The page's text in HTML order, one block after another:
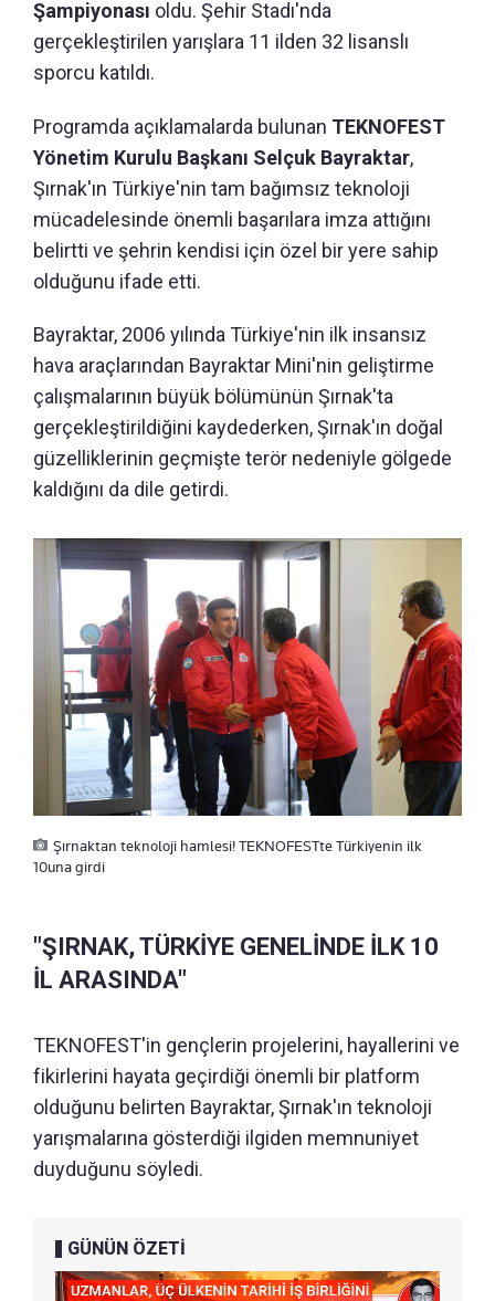
Şampiyonası oldu. Şehir Stadı'nda
gerçekleştirilen yarışlara 11 ilden 32 lisanslı
sporcu katıldı.
Programda açıklamalarda bulunan TEKNOFEST
Yönetim Kurulu Başkanı Selçuk Bayraktar,
Şırnak'ın Türkiye'nin tam bağımsız teknoloji
mücadelesinde önemli başarılara imza attığını
belirtti ve şehrin kendisi için özel bir yere sahip
olduğunu ifade etti.
Bayraktar, 2006 yılında Türkiye'nin ilk insansız
hava araçlarından Bayraktar Mini'nin geliştirme
çalışmalarının büyük bölümünün Şırnak'ta
gerçekleştirildiğini kaydederken, Şırnak'ın doğal
güzelliklerinin geçmişte terör nedeniyle gölgede
kaldığını da dile getirdi.
Şırnaktan teknoloji hamlesi! TEKNOFESTte Türkiyenin ilk
10una girdi
"ŞIRNAK, TÜRKİYE GENELİNDE İLK 10
İL ARASINDA"
TEKNOFEST'in gençlerin projelerini, hayallerini ve
fikirlerini hayata geçirdiği önemli bir platform
olduğunu belirten Bayraktar, Şırnak'ın teknoloji
yarışmalarına gösterdiği ilgiden memnuniyet
duyduğunu söyledi.
GÜNÜN ÖZETİ